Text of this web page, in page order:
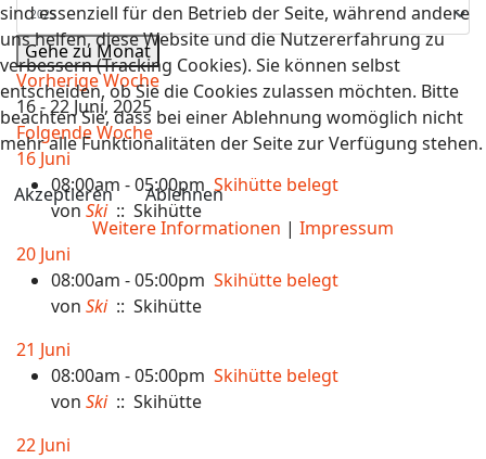
Gehe zu Monat
Vorherige Woche
16 - 22 Juni, 2025
Folgende Woche
16 Juni
08:00am - 05:00pm Skihütte belegt
von Ski:: Skihütte
20 Juni
08:00am - 05:00pm Skihütte belegt
von Ski:: Skihütte
21 Juni
08:00am - 05:00pm Skihütte belegt
von Ski:: Skihütte
22 Juni
sind essenziell für den Betrieb der Seite, während andere
uns helfen, diese Website und die Nutzererfahrung zu
verbessern (Tracking Cookies). Sie können selbst
entscheiden, ob Sie die Cookies zulassen möchten. Bitte
beachten Sie, dass bei einer Ablehnung womöglich nicht
mehr alle Funktionalitäten der Seite zur Verfügung stehen.
Akzeptieren
Ablehnen
Weitere Informationen | Impressum